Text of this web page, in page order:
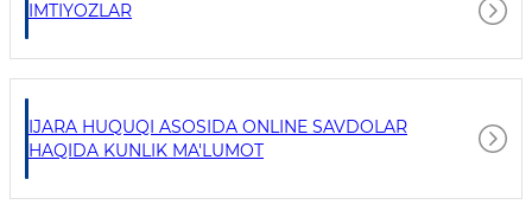
IMTIYOZLAR
IJARA HUQUQI ASOSIDA ONLINE SAVDOLAR
HAQIDA KUNLIK MA'LUMOT